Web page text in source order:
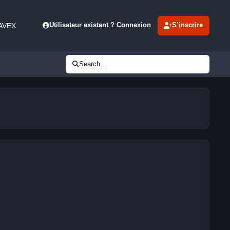
Utilisateur existant ? Connexion S’inscrire
Search...